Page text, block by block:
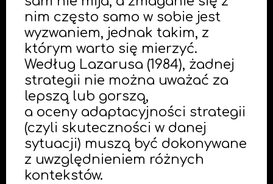
nim często samo w sobie jest
wyzwaniem, jednak takim, z
którym warto się mierzyć.
Według Lazarusa (1984), żadnej
strategii nie można uważać za
lepszą lub gorszą,
a oceny adaptacyjności strategii
(czyli skuteczności w danej
sytuacji) muszą być dokonywane
z uwzględnieniem różnych
kontekstów.